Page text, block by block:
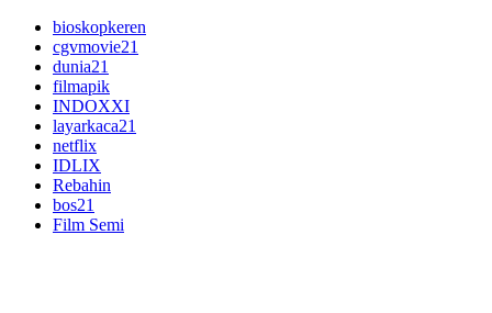
bioskopkeren
cgvmovie21
dunia21
filmapik
INDOXXI
layarkaca21
netflix
IDLIX
Rebahin
bos21
Film Semi